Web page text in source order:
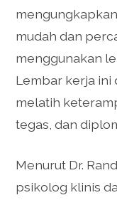
mudah dan
menggunakan
Lembar kerja ini
melatih
tegas, dan
Menurut Dr.
psikolog klinis